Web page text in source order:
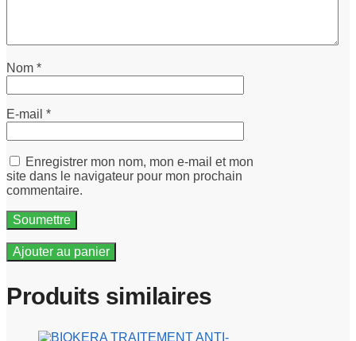
Nom *
E-mail *
Enregistrer mon nom, mon e-mail et mon
site dans le navigateur pour mon prochain
commentaire.
Ajouter au panier
Produits similaires